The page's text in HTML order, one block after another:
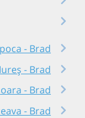
- Brad
- Brad
- Brad
- Brad